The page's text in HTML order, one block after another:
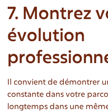
7. Montrez
évolution
Il convient de démontrer
constante dans votre
longtemps dans une